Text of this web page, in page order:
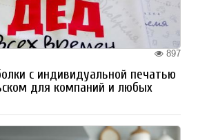
897
с индивидуальной печатью
для компаний и любых